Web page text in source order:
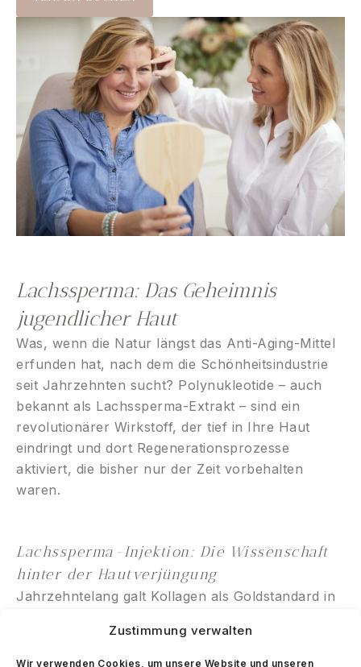
Zustimmung verwalten
Wir verwenden Cookies, um unsere Website und unseren
Lachssperma: Das Geheimnis
jugendlicher Haut
Was, wenn die Natur längst das Anti-Aging-Mittel
erfunden hat, nach dem die Schönheitsindustrie
seit Jahrzehnten sucht? Polynukleotide – auch
bekannt als Lachssperma-Extrakt – sind ein
revolutionärer Wirkstoff, der tief in Ihre Haut
eindringt und dort Regenerationsprozesse
aktiviert, die bisher nur der Zeit vorbehalten
waren.
Lachssperma-Injektion: Die Wissenschaft
hinter der Hautverjüngung
Jahrzehntelang galt Kollagen als Goldstandard in
noch kraftvollere Substanz: Polynukleotide aus
Lachssperma. Diese natürlichen DNA-Bausteine